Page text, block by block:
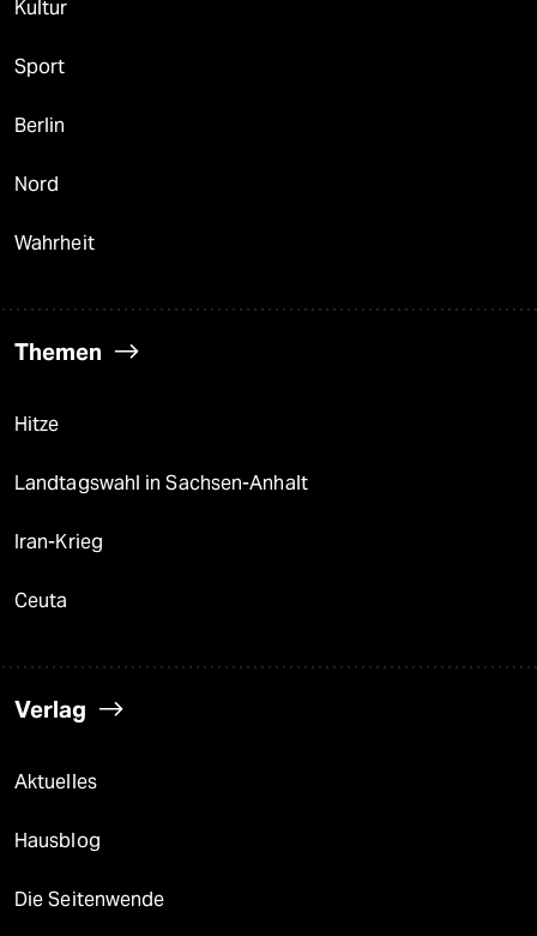
Kultur
Sport
Berlin
Nord
Wahrheit
Themen
Hitze
Landtagswahl in Sachsen-Anhalt
Iran-Krieg
Ceuta
Verlag
Aktuelles
Hausblog
Die Seitenwende